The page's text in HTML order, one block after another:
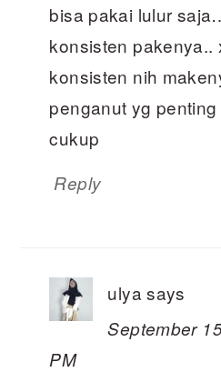
bisa pakai lulur
konsisten pakenya..
konsisten nih
penganut yg
cukup
Reply
ulya says
September
PM